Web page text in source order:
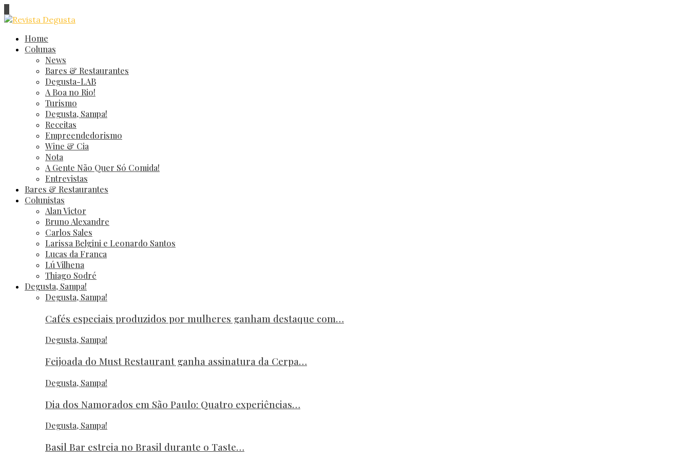
Home
Colunas
News
Bares & Restaurantes
Degusta-LAB
A Boa no Rio!
Turismo
Degusta, Sampa!
Receitas
Empreendedorismo
Wine & Cia
Nota
A Gente Não Quer Só Comida!
Entrevistas
Bares & Restaurantes
Colunistas
Alan Victor
Bruno Alexandre
Carlos Sales
Larissa Belgini e Leonardo Santos
Lucas da Franca
Lú Vilhena
Thiago Sodré
Degusta, Sampa!
Degusta, Sampa!
Cafés especiais produzidos por mulheres ganham destaque com…
Degusta, Sampa!
Feijoada do Must Restaurant ganha assinatura da Cerpa…
Degusta, Sampa!
Dia dos Namorados em São Paulo: Quatro experiências…
Degusta, Sampa!
Basil Bar estreia no Brasil durante o Taste…